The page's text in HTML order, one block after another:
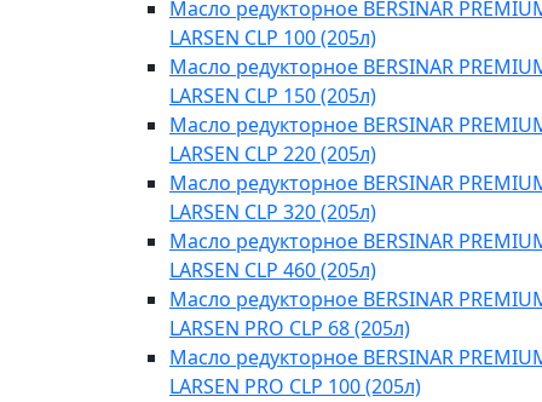
Масло редукторное BERSINAR
LARSEN CLP 100 (205л)
Масло редукторное BERSINAR
LARSEN CLP 150 (205л)
Масло редукторное BERSINAR
LARSEN CLP 220 (205л)
Масло редукторное BERSINAR
LARSEN CLP 320 (205л)
Масло редукторное BERSINAR
LARSEN CLP 460 (205л)
Масло редукторное BERSINAR
LARSEN PRO CLP 68 (205л)
Масло редукторное BERSINAR
LARSEN PRO CLP 100 (205л)